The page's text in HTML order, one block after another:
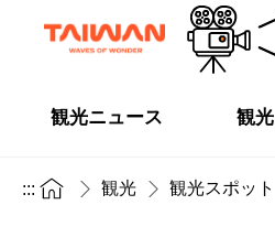
観光ニュース 観光
::: 観光 観光スポット